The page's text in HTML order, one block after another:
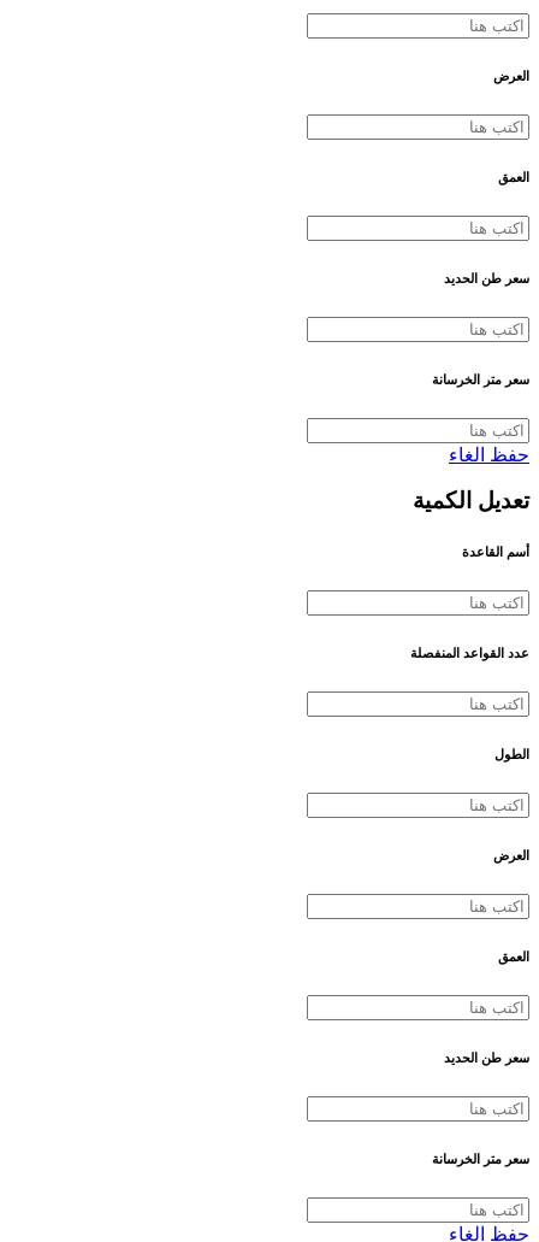
العرض
العمق
سعر طن الحديد
سعر متر الخرسانة
حفظ الغاء
تعديل الكمية
أسم القاعدة
عدد القواعد المنفصلة
الطول
العرض
العمق
سعر طن الحديد
سعر متر الخرسانة
حفظ الغاء